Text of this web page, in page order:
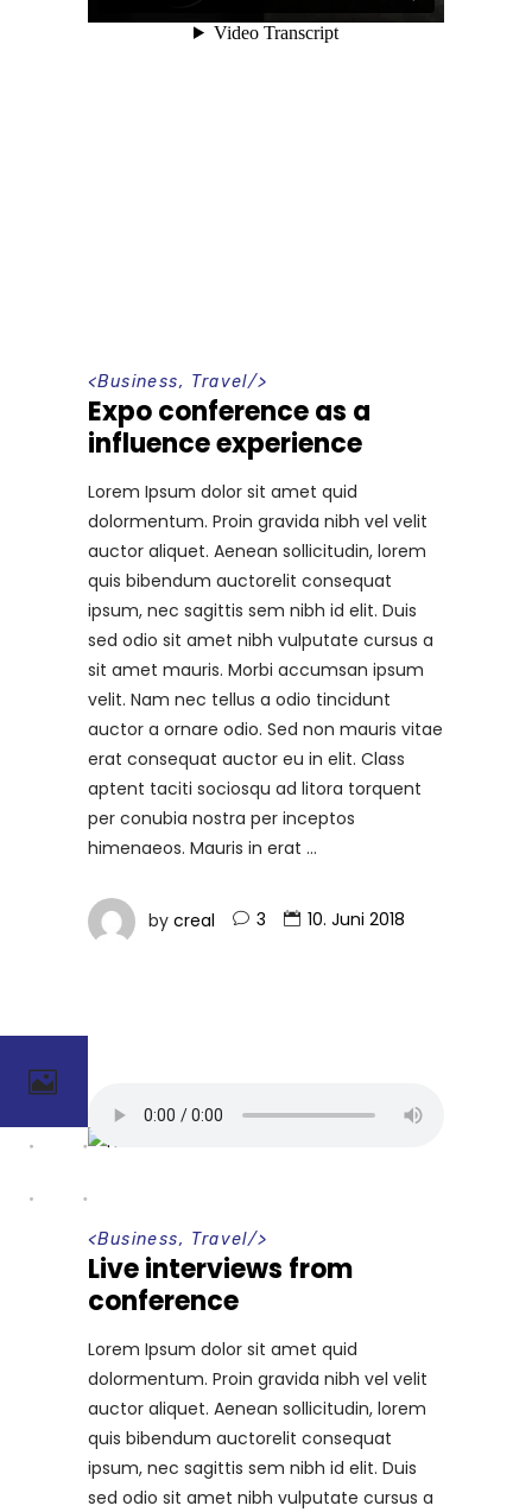
<Business, Travel/>
Expo conference as a
influence experience
Lorem Ipsum dolor sit amet quid
dolormentum. Proin gravida nibh vel velit
auctor aliquet. Aenean sollicitudin, lorem
quis bibendum auctorelit consequat
ipsum, nec sagittis sem nibh id elit. Duis
sed odio sit amet nibh vulputate cursus a
sit amet mauris. Morbi accumsan ipsum
velit. Nam nec tellus a odio tincidunt
auctor a ornare odio. Sed non mauris vitae
erat consequat auctor eu in elit. Class
aptent taciti sociosqu ad litora torquent
per conubia nostra per inceptos
himenaeos. Mauris in erat
by creal 3 10. Juni 2018
<Business, Travel/>
Live interviews from
conference
Lorem Ipsum dolor sit amet quid
dolormentum. Proin gravida nibh vel velit
auctor aliquet. Aenean sollicitudin, lorem
quis bibendum auctorelit consequat
ipsum, nec sagittis sem nibh id elit. Duis
sed odio sit amet nibh vulputate cursus a